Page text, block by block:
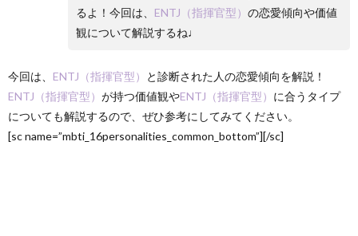
るよ！今回は、 ENTJ（指揮官型） の恋愛傾向や価値
観について解説するね♩
今回は、 ENTJ（指揮官型）
と診断された人の恋愛傾向を解説！
ENTJ（指揮官型） が持つ価値観やENTJ（指揮官型） に合うタイプ
についても解説するので、ぜひ参考にしてみてください。
[sc name=”mbti_16personalities_common_bottom”][/sc]